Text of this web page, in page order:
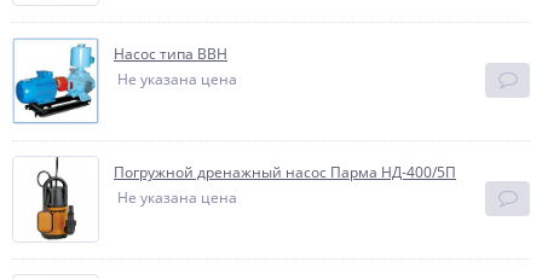
Насос типа ВВН
Не указана цена
Погружной дренажный насос Парма НД-400/5П
Не указана цена